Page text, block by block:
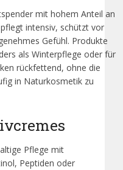
mit hohem Anteil an
intensiv, schützt vor
Gefühl. Produkte
als Winterpflege oder für
rückfettend, ohne die
in Naturkosmetik zu
Pflege mit
Peptiden oder